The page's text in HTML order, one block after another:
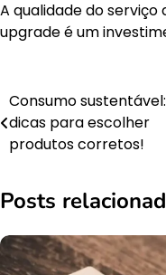
A qualidade do
upgrade é um
Navegação
de
Post
Consumo
dicas para escolher
produtos corretos!
Posts